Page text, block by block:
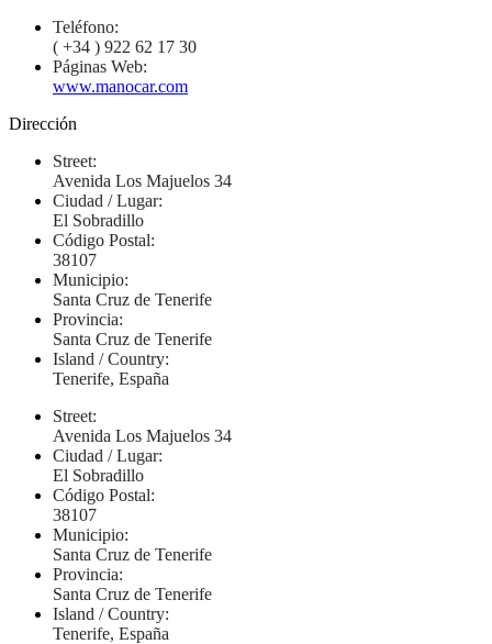
Teléfono:
( +34 ) 922 62 17 30
Páginas Web:
www.manocar.com
Dirección
Street:
Avenida Los Majuelos 34
Ciudad / Lugar:
El Sobradillo
Código Postal:
38107
Municipio:
Santa Cruz de Tenerife
Provincia:
Santa Cruz de Tenerife
Island / Country:
Tenerife, España
Street:
Avenida Los Majuelos 34
Ciudad / Lugar:
El Sobradillo
Código Postal:
38107
Municipio:
Santa Cruz de Tenerife
Provincia:
Santa Cruz de Tenerife
Island / Country:
Tenerife, España